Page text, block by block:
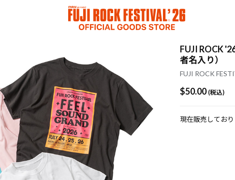
FUJI ROCK
者名入り）
FUJI ROCK
$‌50.00 (税込)
現在販売してお